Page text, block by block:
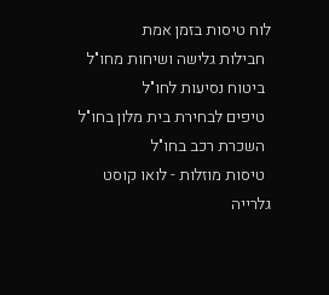
לוח טיסות בזמן אמת
חבילות גלישה ושיחות מחו"ל
ביטוח נסיעות לחו"ל
טיפים לבחירת בית מלון בחו"ל
השכרת רכב בחו"ל
טיסות מוזלות - לואו קוסט
גלרייה